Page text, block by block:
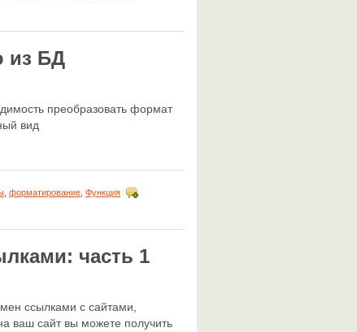
из БД
преобразовать формат
вид
форматирование Функция
часть 1
ссылками с сайтами,
ваш сайт вы можете получить